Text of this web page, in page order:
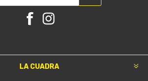
LA CUADRA